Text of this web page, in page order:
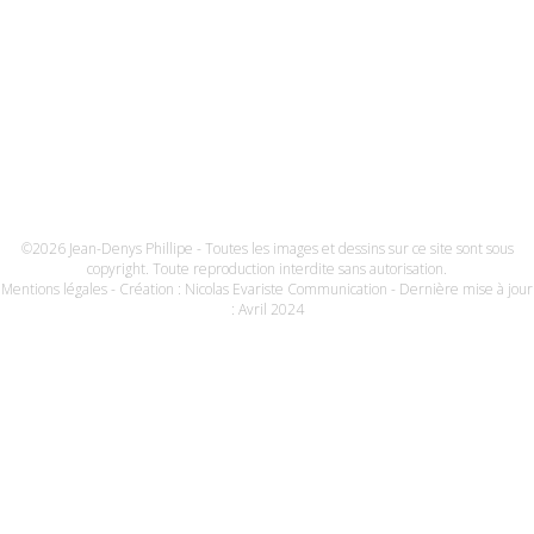
©2026 Jean-Denys Phillipe - Toutes les images et dessins sur ce site sont sous
copyright. Toute reproduction interdite sans autorisation.
Mentions légales - Création : Nicolas Evariste Communication - Dernière mise à jour
: Avril 2024